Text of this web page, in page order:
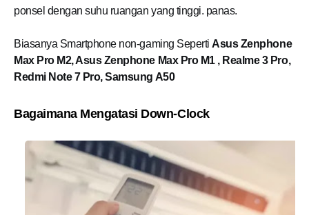
ponsel dengan suhu ruangan yang tinggi. panas.
Biasanya Smartphone non-gaming SepertiAsus Zenphone
Max Pro M2, Asus Zenphone Max Pro M1 , Realme 3 Pro,
Redmi Note 7 Pro, Samsung A50
Bagaimana Mengatasi Down-Clock